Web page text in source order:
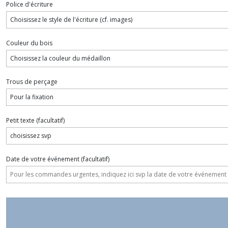
Police d'écriture
Couleur du bois
Trous de perçage
Petit texte (facultatif)
Date de votre événement (facultatif)